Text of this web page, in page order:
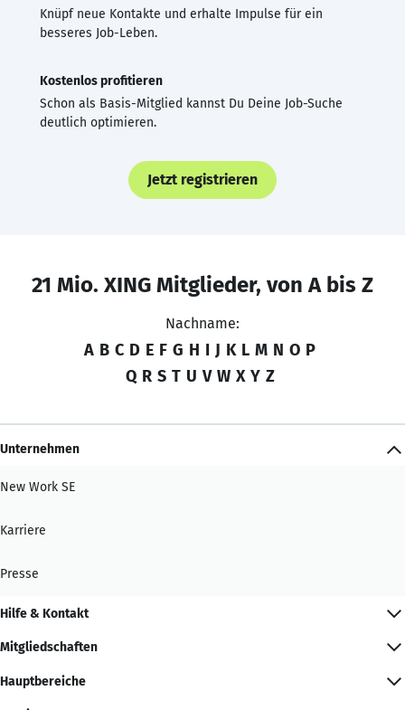
Knüpf neue Kontakte und erhalte Impulse für ein
besseres Job-Leben.
Kostenlos profitieren
Schon als Basis-Mitglied kannst Du Deine Job-Suche
deutlich optimieren.
Jetzt registrieren
21 Mio. XING Mitglieder, von A bis Z
Nachname:
A B C D E F G H I J K L M N O P
Q R S T U V W X Y Z
Unternehmen
New Work SE
Karriere
Presse
Hilfe & Kontakt
Mitgliedschaften
Hauptbereiche